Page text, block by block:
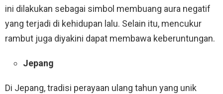
ini dilakukan sebagai simbol membuang aura negatif
yang terjadi di kehidupan lalu. Selain itu, mencukur
rambut juga diyakini dapat membawa keberuntungan.
Jepang
Di Jepang, tradisi perayaan ulang tahun yang unik